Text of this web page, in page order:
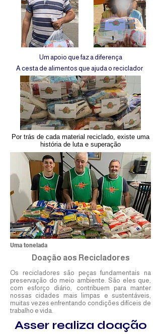
Um apoio que faz a diferença
A cesta de alimentos que ajuda o reciclador
Por trás de cada material reciclado, existe uma
história de luta e superação
Uma tonelada
Doação aos Recicladores
Os recicladores são peças fundamentais na
preservação do meio ambiente. São eles que,
com esforço diário, contribuem para manter
nossas cidades mais limpas e sustentáveis,
muitas vezes enfrentando condições difíceis de
trabalho e vida.
Asser realiza doação